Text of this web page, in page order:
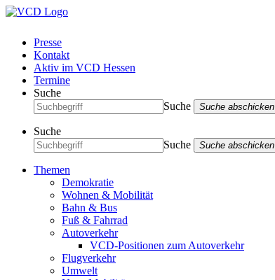
Presse
Kontakt
Aktiv im VCD Hessen
Termine
Suche
Suche
Suche abschicken
Suche
Suche
Suche abschicken
Themen
Demokratie
Wohnen & Mobilität
Bahn & Bus
Fuß & Fahrrad
Autoverkehr
VCD-Positionen zum Autoverkehr
Flugverkehr
Umwelt